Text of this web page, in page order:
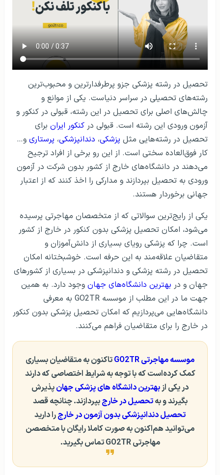
تحصیل در رشته پزشکی جزو پرطرفدارترین و محبوب‌ترین
رشته‌های تحصیلی در سراسر دنیاست. یکی از موانع و
چالش‌های اصلی برای تحصیل در این رشته، قبولی در کنکور و
آزمون ورودی این رشته است. قبولی در کنکور ایران برای
تحصیل در رشته‌هایی مثل پزشکی، دندانپزشکی، پرستاری و…
کار فوق‌العاده سختی است. از این رو برخی از افراد ترجیح
می‌دهند در دانشگاه‌های خارج از کشور بدون شرکت در آزمون
ورودی به تحصیل بپردازند و مدارکی را اخذ کنند که از اعتبار
جهانی برخوردار هستند.
یکی از رایج‌ترین سوالاتی که از متخصصان مهاجرتی پرسیده
می‌شود، امکان تحصیل پزشکی بدون کنکور در خارج از کشور
است. چرا که پزشکی رویای بسیاری از دانش‌آموزان و
متقاضیان علاقه‌مند به این حرفه است. خوشبختانه امکان
تحصیل در رشته پزشکی و دندانپزشکی در بسیاری از کشورهای
جهان و در بهترین دانشگاه‌های جهان وجود دارد. به همین
جهت ما در این مطلب از موسسه GO2TR به معرفی
دانشگاه‌هایی می‌پردازیم که امکان تحصیل پزشکی بدون کنکور
در خارج را برای متقاضیان فراهم می‌کنند.
موسسه مهاجرتی GO2TR
تاکنون به متقاضیان بسیاری
کمک کرده‌است که با توجه به شرایط اختصاصی که دارند
در یکی از بهترین دانشگاه های پزشکی جهانپذیرش
بگیرند و بهتحصیل در خارجبپردازند. چنانچه قصد
تحصیل دندانپزشکی بدون آزمون در خارجرا دارید
می‌توانید هم‌اکنون به صورت کاملا رایگان با متخصصن
مهاجرتی GO2TR تماس بگیرید.